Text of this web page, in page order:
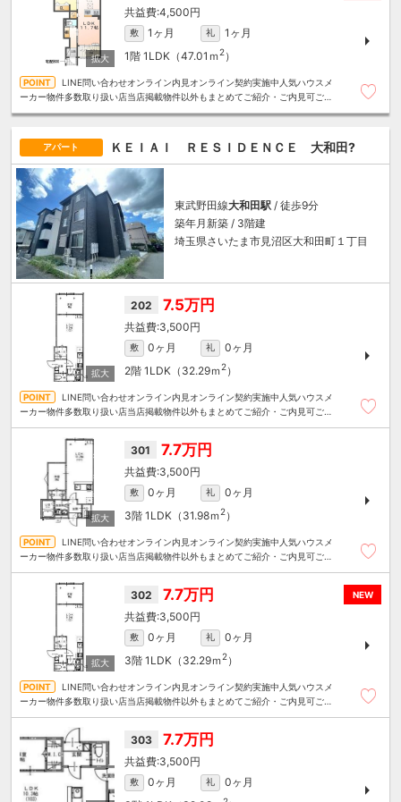
4,500円
敷 1ヶ月 礼
1ヶ月
1階 1LDK（47.01ｍ 2）
LINE問い合わせオンライン内見オンライン契約実施中人気ハウスメ
ーカー物件多数取り扱い店当店掲載物件以外もまとめてご紹介・ご内見可ご予
アパート ＫＥＩＡＩ ＲＥＳＩＤＥＮＣＥ 大和田?
東武野田線大和田駅 / 徒歩9分
築年月新築 / 3階建
埼玉県さいたま市見沼区大和田町１丁目
202 7.5万円
3,500円
敷 0ヶ月 礼
0ヶ月
2階 1LDK（32.29ｍ 2）
LINE問い合わせオンライン内見オンライン契約実施中人気ハウスメ
ーカー物件多数取り扱い店当店掲載物件以外もまとめてご紹介・ご内見可ご予
301 7.7万円
3,500円
敷 0ヶ月 礼
0ヶ月
3階 1LDK（31.98ｍ 2）
LINE問い合わせオンライン内見オンライン契約実施中人気ハウスメ
ーカー物件多数取り扱い店当店掲載物件以外もまとめてご紹介・ご内見可ご予
NEW
302 7.7万円
3,500円
敷 0ヶ月 礼
0ヶ月
3階 1LDK（32.29ｍ 2）
LINE問い合わせオンライン内見オンライン契約実施中人気ハウスメ
ーカー物件多数取り扱い店当店掲載物件以外もまとめてご紹介・ご内見可ご予
303 7.7万円
3,500円
敷 0ヶ月 礼
0ヶ月